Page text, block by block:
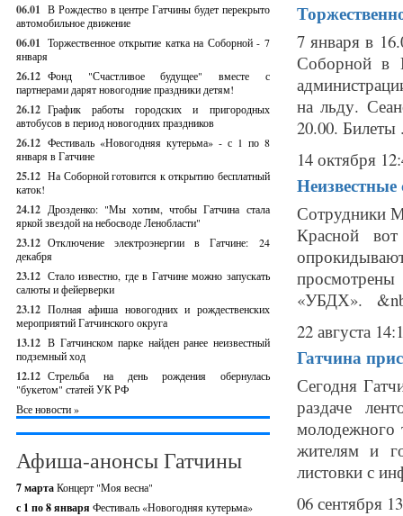
06.01 В Рождество в центре Гатчины будет перекрыто
автомобильное движение
06.01 Торжественное открытие катка на Соборной - 7
января
26.12 Фонд "Счастливое будущее" вместе с
партнерами дарят новогодние праздники детям!
26.12 График работы городских и пригородных
автобусов в период новогодних праздников
26.12 Фестиваль «Новогодняя кутерьма» - с 1 по 8
января в Гатчине
25.12 На Соборной готовится к открытию бесплатный
каток!
24.12 Дрозденко: "Мы хотим, чтобы Гатчина стала
яркой звездой на небосводе Ленобласти"
23.12 Отключение электроэнергии в Гатчине: 24
декабря
23.12 Стало известно, где в Гатчине можно запускать
салюты и фейерверки
23.12 Полная афиша новогодних и рождественских
мероприятий Гатчинского округа
13.12 В Гатчинском парке найден ранее неизвестный
подземный ход
12.12 Стрельба на день рождения обернулась
"букетом" статей УК РФ
Все новости »
Афиша-анонсы Гатчины
7 мартаКонцерт "Моя весна"
с 1 по 8 января Фестиваль «Новогодняя кутерьма»
7 января в
Соборной в
на льду.
20.00. Билеты
14 октября
Сотрудники
Красной
«УБДХ».
22 августа
Гатчина
Сегодня
раздаче
молодежного
жителям и
листовки с
06 сентября